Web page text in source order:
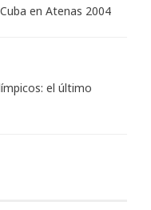
en Atenas 2004
el último